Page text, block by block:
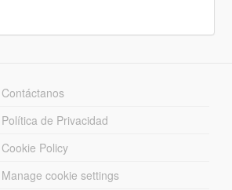
Contáctanos
Política de Privacidad
Cookie Policy
Manage cookie settings